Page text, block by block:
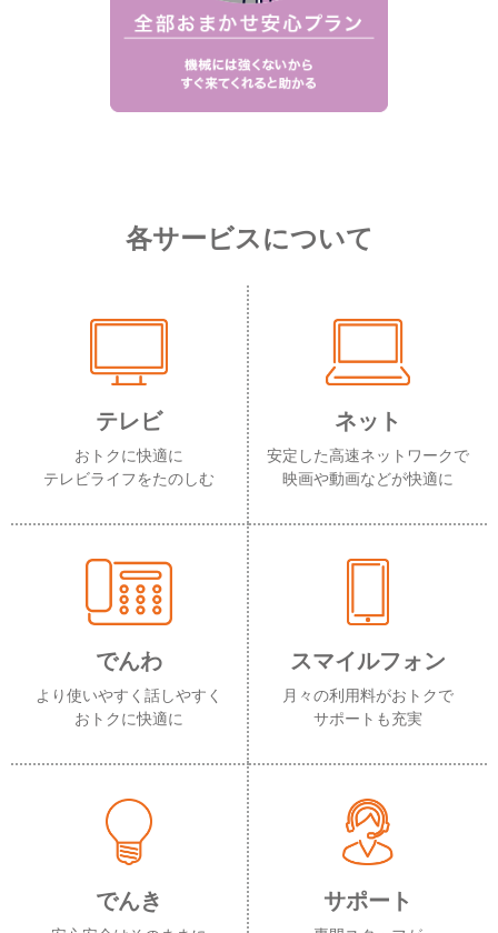
各サービスについて
テレビ
おトクに快適に
テレビライフをたのしむ
ネット
安定した高速ネットワークで
映画や動画などが快適に
でんわ
より使いやすく話しやすく
おトクに快適に
スマイルフォン
月々の利用料がおトクで
サポートも充実
でんき サポート